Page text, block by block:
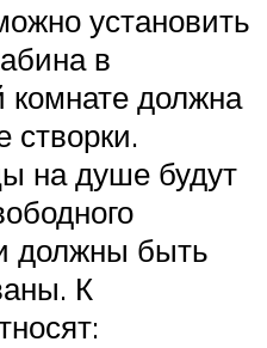
установить
в
комнате должна
створки.
на душе будут
должны быть
К